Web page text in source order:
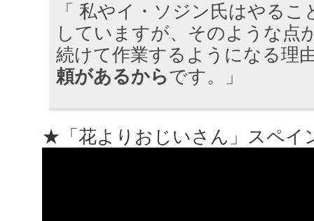
「 私やイ・ソジン氏はやる
していますが、そのような点
続けて作業するようになる理
頼があるからです。」
★「花よりおじいさん」スペ